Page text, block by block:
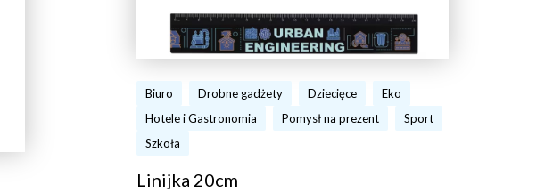
Biuro Drobne gadżety Dziecięce
Eko
Hotele i Gastronomia
Pomysł na prezent
Sport
Szkoła
Linijka 20cm